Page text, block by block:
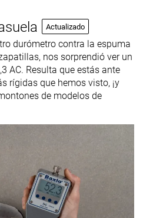
Actualizado
durómetro contra la espuma
nos sorprendió ver un
AC. Resulta que estás ante
rígidas que hemos visto, ¡y
de modelos de